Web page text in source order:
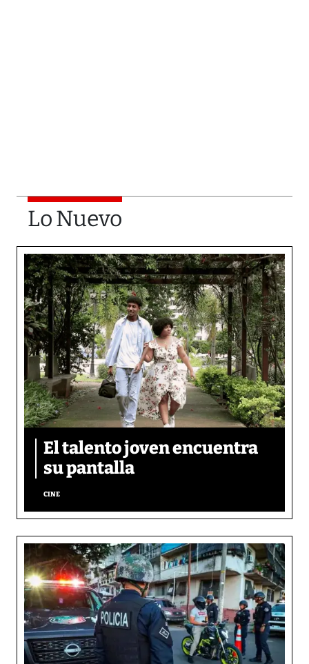
Lo Nuevo
El talento joven encuentra
su pantalla​
CINE